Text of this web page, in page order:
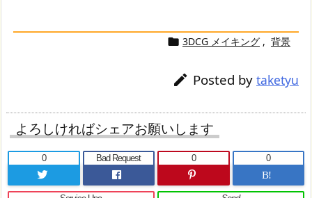
 3DCG メイキング , 背景
 Posted by taketyu
よろしければシェアお願いします
0 Bad Request
0
B!
0